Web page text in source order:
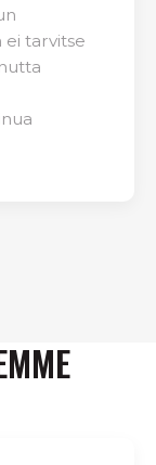
ei tarvitse